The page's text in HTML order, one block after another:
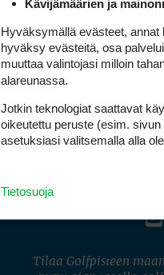
Tilaa Golfpisteen
Kävijämäärien ja
Hyväksymällä evästeet,
hyväksy evästeitä, osa
muuttaa valintojasi milloin
alareunassa.
Jotkin teknologiat saattavat
oikeutettu peruste (esim.
asetuksiasi valitsemalla alla
Tietosuoja